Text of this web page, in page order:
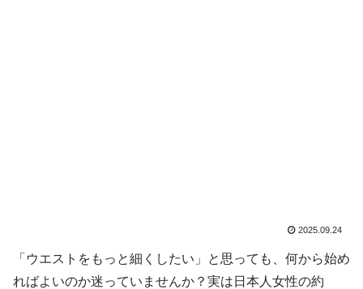
2025.09.24
「ウエストをもっと細くしたい」と思っても、何から始め
ればよいのか迷っていませんか？実は日本人女性の約